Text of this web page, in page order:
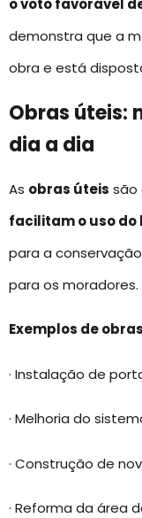
o voto favorável
demonstra que a
obra e está
Obras úteis:
dia a dia
As obras úteis são
facilitam o uso do
para a
para os moradores.
Exemplos de
· Instalação de
· Melhoria do
· Construção de
· Reforma da área